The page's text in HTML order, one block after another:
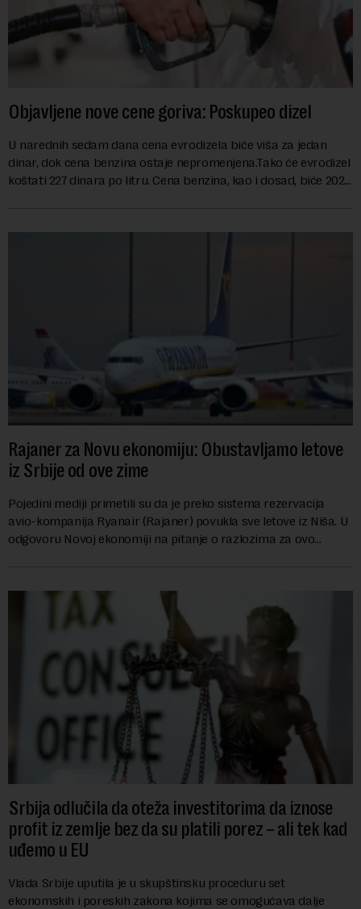
Objavljene nove cene goriva: Poskupeo dizel
U narednih sedam dana cena evrodizela biće viša za jedan
dinar, dok cena benzina ostaje nepromenjena.Tako će evrodizel
koštati 227 dinara po litru. Cena benzina, kao i dosad, biće 202
Rajaner za Novu ekonomiju: Obustavljamo letove
iz Srbije od ove zime
Pojedini mediji primetili su da je preko sistema rezervacija
avio-kompanija Ryanair (Rajaner) povukla sve letove iz Niša. U
odgovoru Novoj ekonomiji na pitanje o razlozima za ovo
Srbija odlučila da oteža investitorima da iznose
profit iz zemlje bez da su platili porez – ali tek kad
uđemo u EU
Vlada Srbije uputila je u skupštinsku proceduru set
ekonomskih i poreskih zakona kojima se omogućava dalje